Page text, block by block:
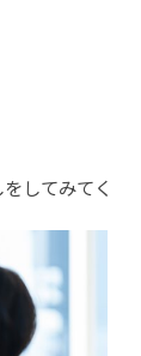
してみてく